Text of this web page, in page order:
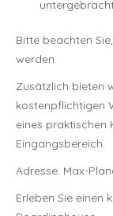
Bitte beachten
werden.
Zusätzlich bieten
kostenpflichtigen
eines praktischen
Eingangsbereich.
Adresse: Max-
Erleben Sie einen